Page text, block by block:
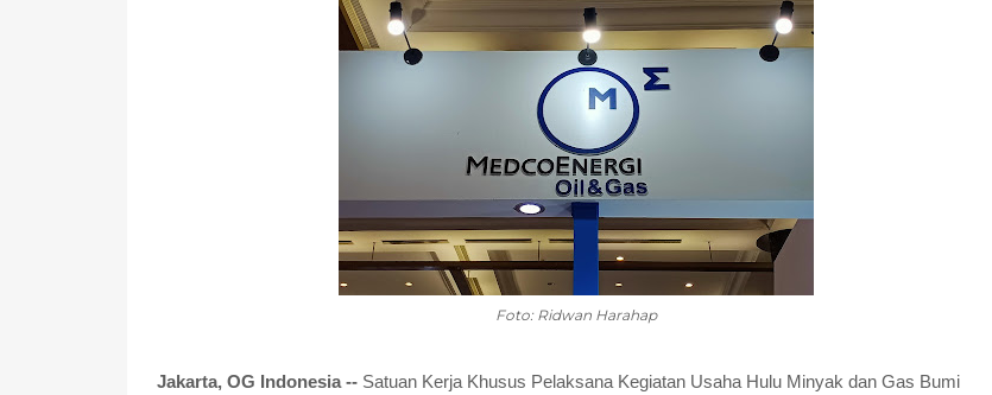
Foto: Ridwan Harahap
Jakarta, OG Indonesia -- Satuan Kerja Khusus Pelaksana Kegiatan Usaha Hulu Minyak dan Gas Bumi